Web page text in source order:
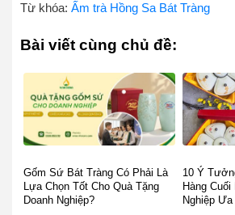
Từ khóa: Ấm trà Hồng Sa Bát Tràng
Bài viết cùng chủ đề:
Gốm Sứ Bát Tràng Có Phải Là
Lựa Chọn Tốt Cho Quà Tặng
Doanh Nghiệp?
10 Ý
Hàng
Nghiệp